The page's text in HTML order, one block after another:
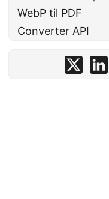
WebP til PDF
Converter API